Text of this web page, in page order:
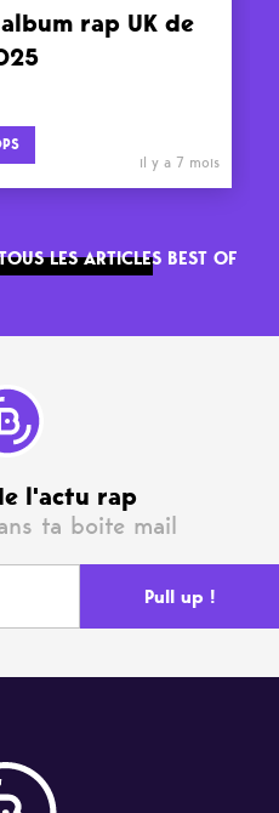
rap UK de
il y a 7 mois
LES ARTICLES BEST OF
l'actu rap
ta boite mail